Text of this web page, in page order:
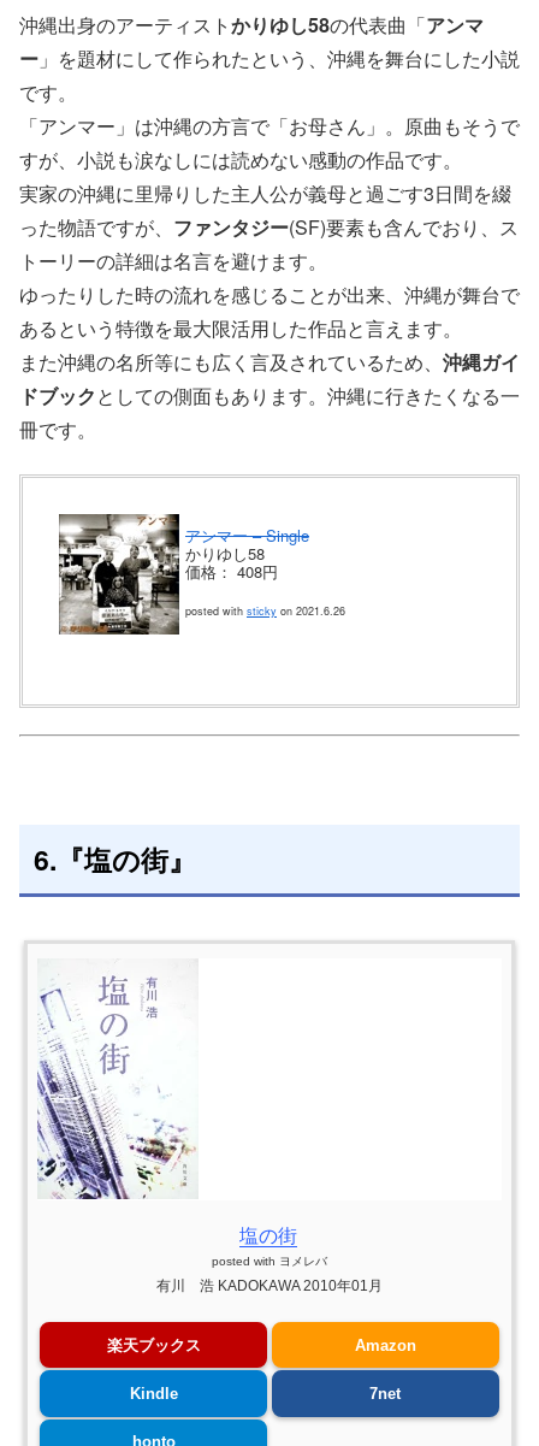
沖縄出身のアーティストかりゆし58の代表曲「アンマ
ー 」を題材にして作られたという、沖縄を舞台にした小説
です。
「アンマー」は沖縄の方言で「お母さん」。原曲もそうで
すが、小説も涙なしには読めない感動の作品です。
実家の沖縄に里帰りした主人公が義母と過ごす3日間を綴
った物語ですが、 ファンタジー(SF)要素も含んでおり、ス
トーリーの詳細は名言を避けます。
ゆったりした時の流れを感じることが出来、沖縄が舞台で
あるという特徴を最大限活用した作品と言えます。
また沖縄の名所等にも広く言及されているため、 沖縄ガイ
ドブックとしての側面もあります。沖縄に行きたくなる一
冊です。
アンマー – Single
かりゆし58
価格： 408円
posted with sticky on 2021.6.26
6.『塩の街』
塩の街
posted with ヨメレバ
有川 浩 KADOKAWA 2010年01月
楽天ブックス Amazon
Kindle 7net
honto